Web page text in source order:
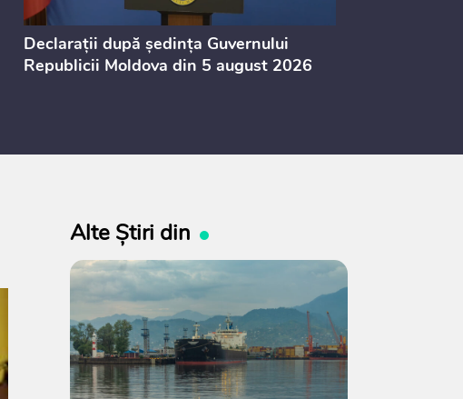
Declarații după ședința Guvernului
Republicii Moldova din 5 august 2026
Alte Știri din